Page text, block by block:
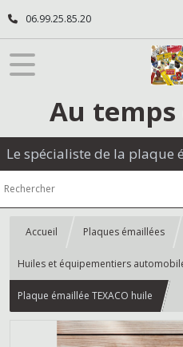
06.99.25.85.20
Au
Le spécialiste de la plaque
Accueil Plaques émaillées
Huiles et équipementiers
Plaque émaillée TEXACO huile